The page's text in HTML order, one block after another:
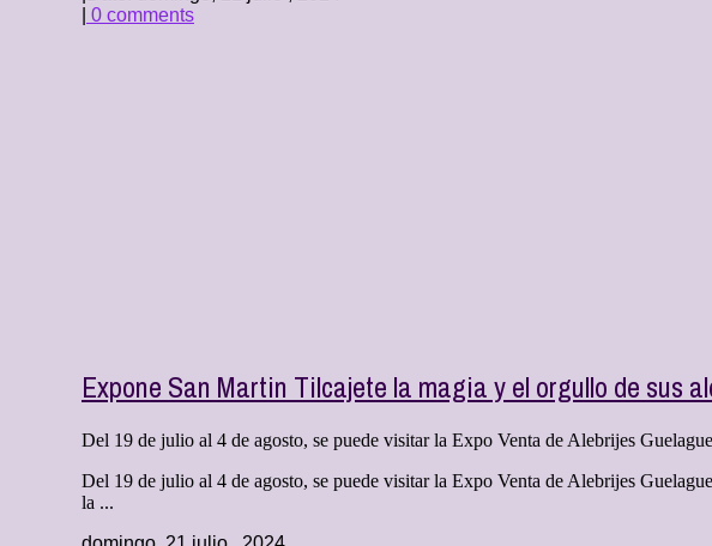
0 comments
Expone San Martin Tilcajete la magia y el orgullo de sus
Del 19 de julio al 4 de agosto, se puede visitar la Expo Venta de Alebrijes
Del 19 de julio al 4 de agosto, se puede visitar la Expo Venta de Alebrijes
la ...